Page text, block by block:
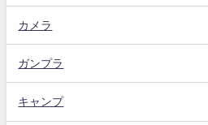
カメラ
ガンプラ
キャンプ